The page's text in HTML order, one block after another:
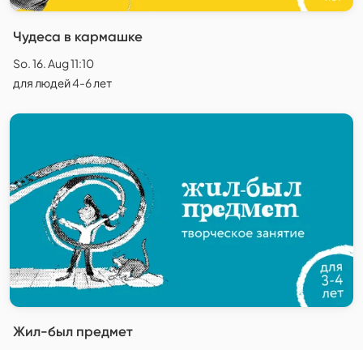
Чудеса в кармашке
So. 16. Aug 11:10
для людей 4-6 лет
Жил-был предмет